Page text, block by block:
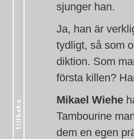
sjunger han.
Ja, han är
tydligt, så som
diktion. Som
första killen?
Mikael Wiehe
Tambourine
dem en egen